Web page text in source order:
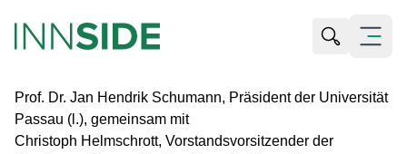
Suche
Menü
Alle Bilder ansehen
Prof. Dr. Jan Hendrik Schumann, Präsident der Universität
Passau (l.), gemeinsam mit
Christoph Helmschrott, Vorstandsvorsitzender der